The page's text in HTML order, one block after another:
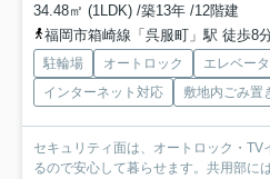
34.48㎡ (1LDK) /築13年 /12階建
福岡市箱崎線「呉服町」駅 徒歩8
駐輪場 オートロック エレベー
インターネット対応
敷地内ごみ置
セキュリティ面は、オートロック・
るので安心して暮らせます。共用部に